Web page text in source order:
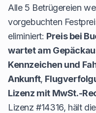
Alle 5 Betrügereien
vorgebuchten
eliminiert: Preis bei
wartet am
Kennzeichen und
Ankunft,
Lizenz mit MwSt.-
Lizenz #14316, hält